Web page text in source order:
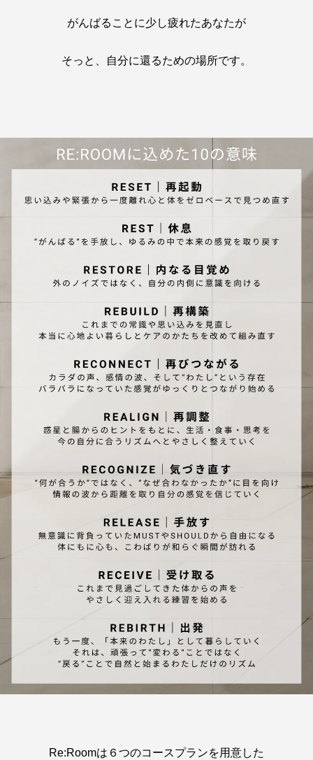
がんばることに少し疲れたあなたが
そっと、自分に還るための場所です。
Re:Roomは６つのコースプランを用意した